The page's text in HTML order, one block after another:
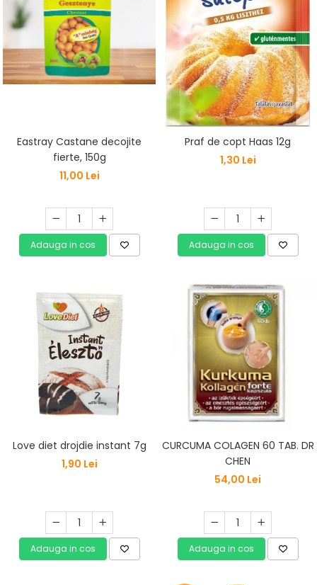
Vitamine Gal
Eastray Castane decojite
fierte, 150g
11,00 Lei
Adauga in cos
Praf de copt Haas 12g
1,30 Lei
Adauga in cos
Love diet drojdie instant 7g
1,90 Lei
Adauga in cos
CURCUMA COLAGEN 60 TAB. DR
CHEN
54,00 Lei
Adauga in cos